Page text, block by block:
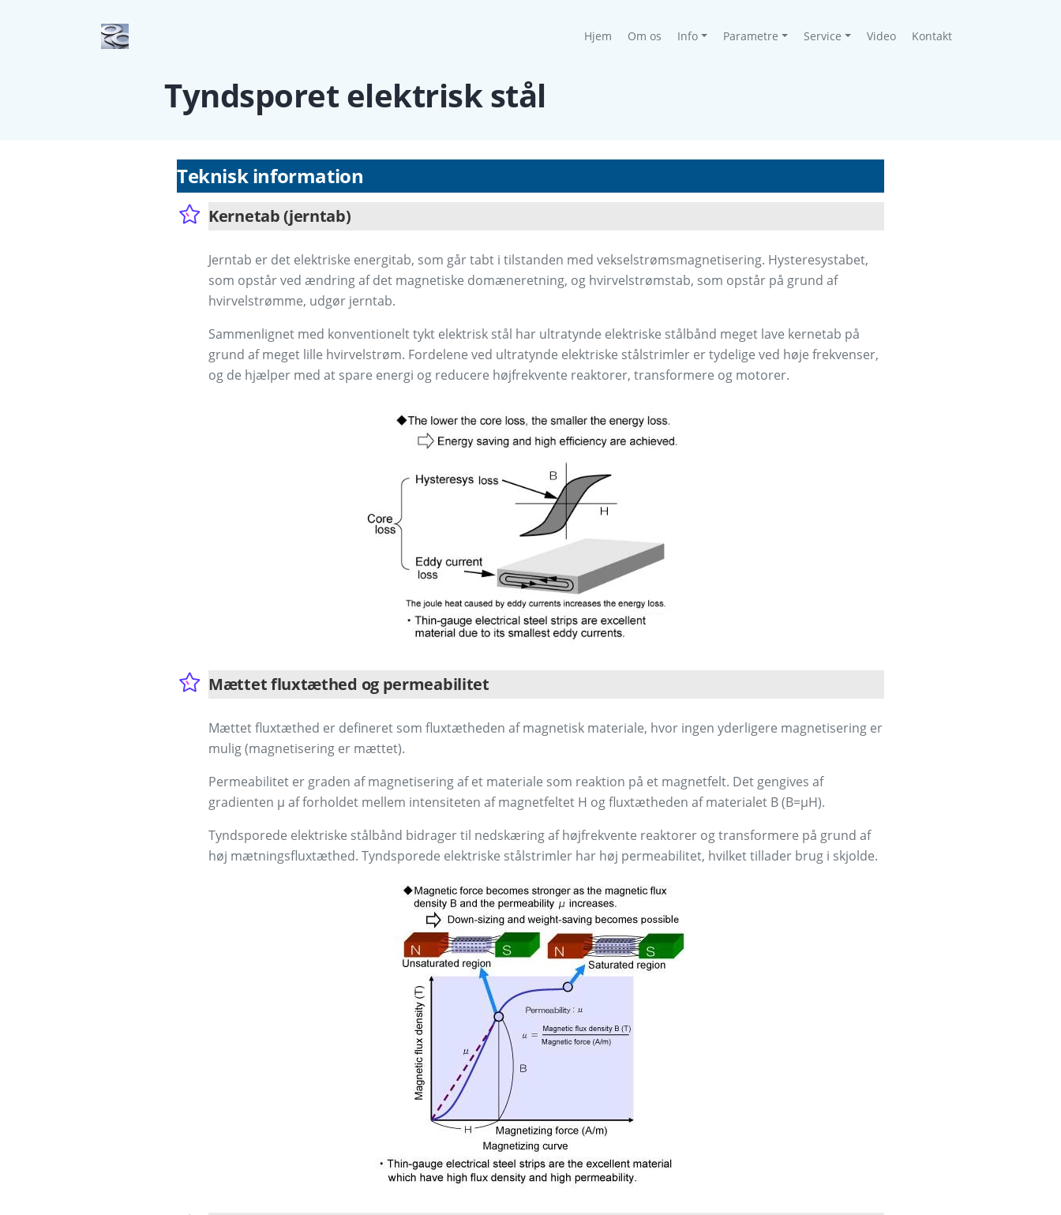
Hjem (current)
Om os Info Parametre Service Video Kontakt
Tyndsporet elektrisk stål
Teknisk information
Kernetab (jerntab)
Jerntab er det elektriske energitab, som går tabt i tilstanden med vekselstrømsmagnetisering. Hysteresystabet,
som opstår ved ændring af det magnetiske domæneretning, og hvirvelstrømstab, som opstår på grund af
hvirvelstrømme, udgør jerntab.
Sammenlignet med konventionelt tykt elektrisk stål har ultratynde elektriske stålbånd meget lave kernetab på
grund af meget lille hvirvelstrøm. Fordelene ved ultratynde elektriske stålstrimler er tydelige ved høje frekvenser,
og de hjælper med at spare energi og reducere højfrekvente reaktorer, transformere og motorer.
Mættet fluxtæthed og permeabilitet
Mættet fluxtæthed er defineret som fluxtætheden af magnetisk materiale, hvor ingen yderligere magnetisering er
mulig (magnetisering er mættet).
Permeabilitet er graden af magnetisering af et materiale som reaktion på et magnetfelt. Det gengives af
gradienten μ af forholdet mellem intensiteten af magnetfeltet H og fluxtætheden af materialet B (B=μH).
Tyndsporede elektriske stålbånd bidrager til nedskæring af højfrekvente reaktorer og transformere på grund af
høj mætningsfluxtæthed. Tyndsporede elektriske stålstrimler har høj permeabilitet, hvilket tillader brug i skjolde.